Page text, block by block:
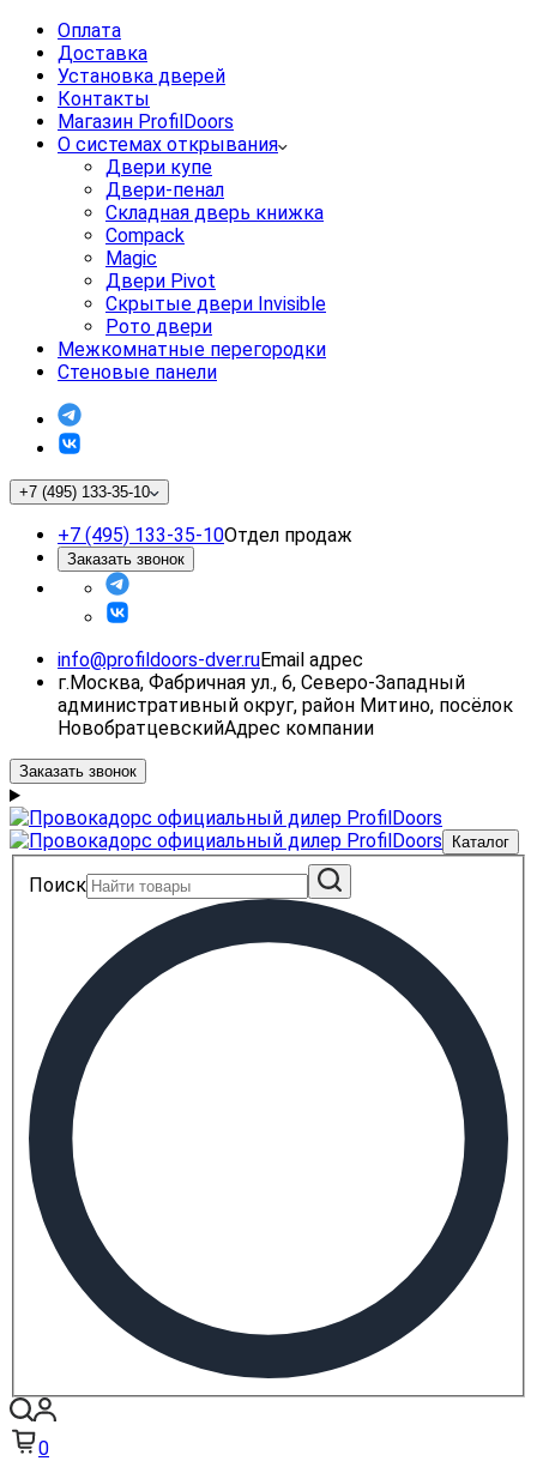
Оплата
Доставка
Установка дверей
Контакты
Магазин ProfilDoors
О системах открывания
Двери купе
Двери-пенал
Складная дверь книжка
Compack
Magic
Двери Pivot
Скрытые двери Invisible
Рото двери
Межкомнатные перегородки
Стеновые панели
+7 (495) 133-35-10
+7 (495) 133-35-10Отдел продаж
Заказать звонок
info@profildoors-dver.ruEmail адрес
г.Москва, Фабричная ул., 6, Северо-Западный
административный округ, район Митино, посёлок
НовобратцевскийАдрес компании
Заказать звонок
Каталог
Поиск
0